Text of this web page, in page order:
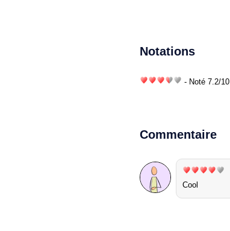
Notations
- Noté 7.2/10
Commentaire
Cool